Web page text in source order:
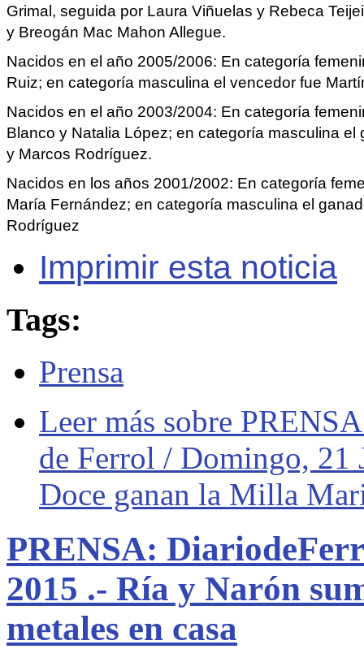
Grimal, seguida por Laura Viñuelas y Rebeca
y Breogán Mac Mahon Allegue.
Nacidos en el año 2005/2006: En categoría
Ruiz; en categoría masculina el vencedor fue
Nacidos en el año 2003/2004: En categoría
Blanco y Natalia López; en categoría masculina
y Marcos Rodríguez.
Nacidos en los años 2001/2002: En categoría
María Fernández; en categoría masculina el
Rodríguez
Imprimir esta noticia
Tags:
Prensa
Leer más sobre
de Ferrol / Domingo, 21
Doce ganan la Milla
PRENSA:
2015 .- Ría y Narón
metales en casa